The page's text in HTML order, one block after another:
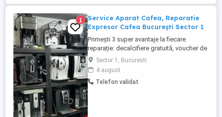
1
Service Aparat Cafea, Reparatie
Expresor Cafea București Sector 1
Primești 3 super avantaje la fiecare
reparație: decalcifiere gratuită, voucher de
30 lei cadou și diagnostic 100% gratuit
fără costuri ascunse, doar beneficii!
Espressorul tău te lasă baltă? Scurgeri de
apă? Depuneri de calcar? Probleme de
Sector 1, Bucuresti
4 august
Telefon validat